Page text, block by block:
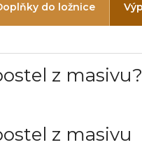
do ložnice
z masivu?
z masivu